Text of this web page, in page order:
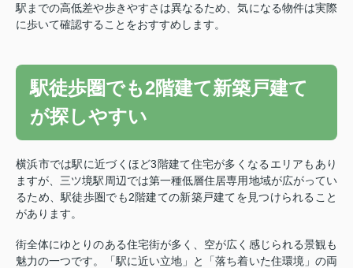
駅までの高低差や歩きやすさは異なるため、気になる物件は実際
に歩いて確認することをおすすめします。
駅徒歩圏でも2階建て新築戸建て
が探しやすい
横浜市では駅に近づくほど3階建て住宅が多くなるエリアもあり
ますが、三ツ境駅周辺では第一種低層住居専用地域が広がってい
るため、駅徒歩圏でも2階建ての新築戸建てを見つけられること
があります。
街全体にゆとりのある住宅街が多く、空が広く感じられる景観も
魅力の一つです。
「駅に近い立地」と「落ち着いた住環境」の両